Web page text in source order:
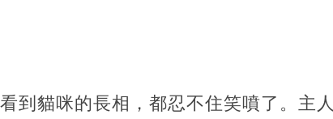
到貓咪的長相，都忍不住笑噴了。主人